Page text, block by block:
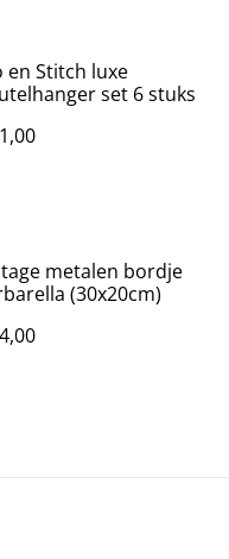
en Stitch luxe
set 6 stuks
metalen bordje
(30x20cm)